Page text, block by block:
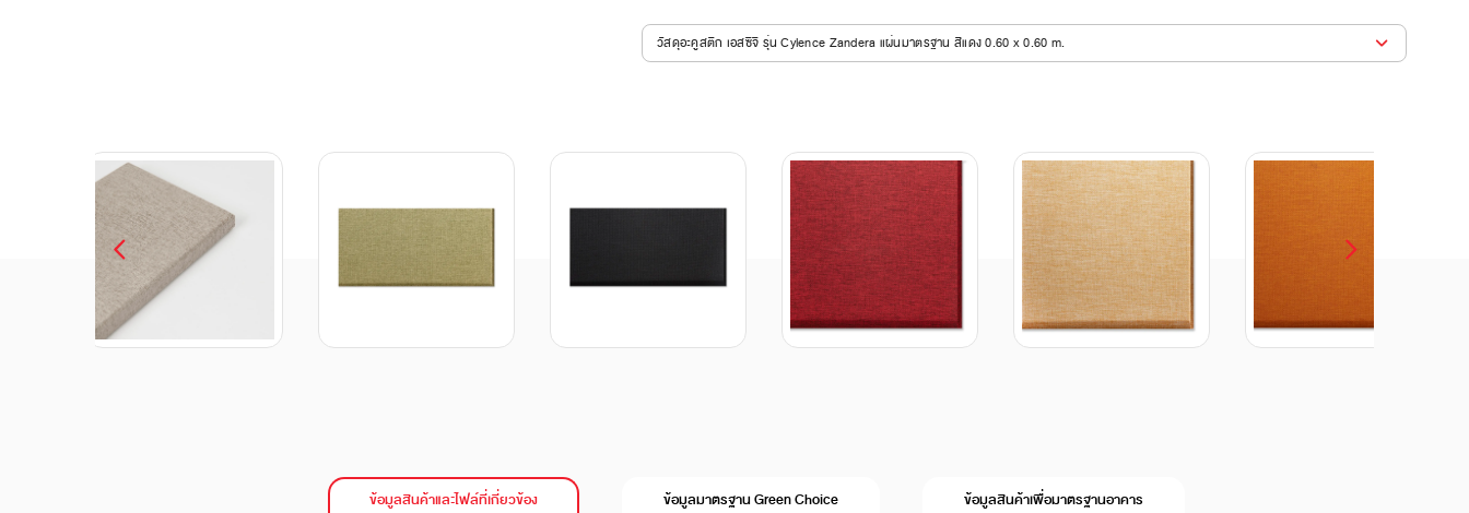
วัสดุอะคูสติก เอสซีจี รุ่น Cylence Zandera แผ่นมาตรฐาน สีแดง 0.60 x 0.60 m.
ข้อมูลสินค้าและไฟล์ที่เกี่ยวข้อง ข้อมูลมาตรฐาน Green Choice ข้อมูลสินค้าเพื่อมาตรฐานอาคาร